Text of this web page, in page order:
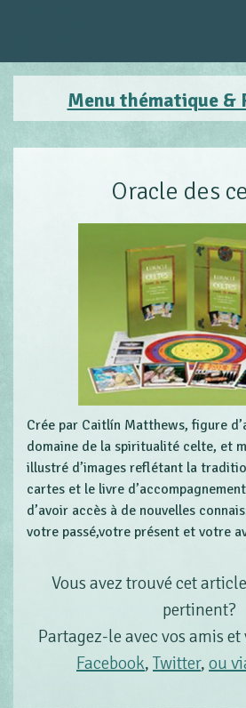
Menu thématique &
Oracle des
Crée par Caitlín Matthews, figure
domaine de la spiritualité celte, et
illustré d’images reflétant la
cartes et le livre
d’avoir accès à de nouvelles
votre passé,votre présent et votre
Vous avez trouvé cet
pertinent?
Partagez-le avec vos amis
Facebook, Twitter, ou